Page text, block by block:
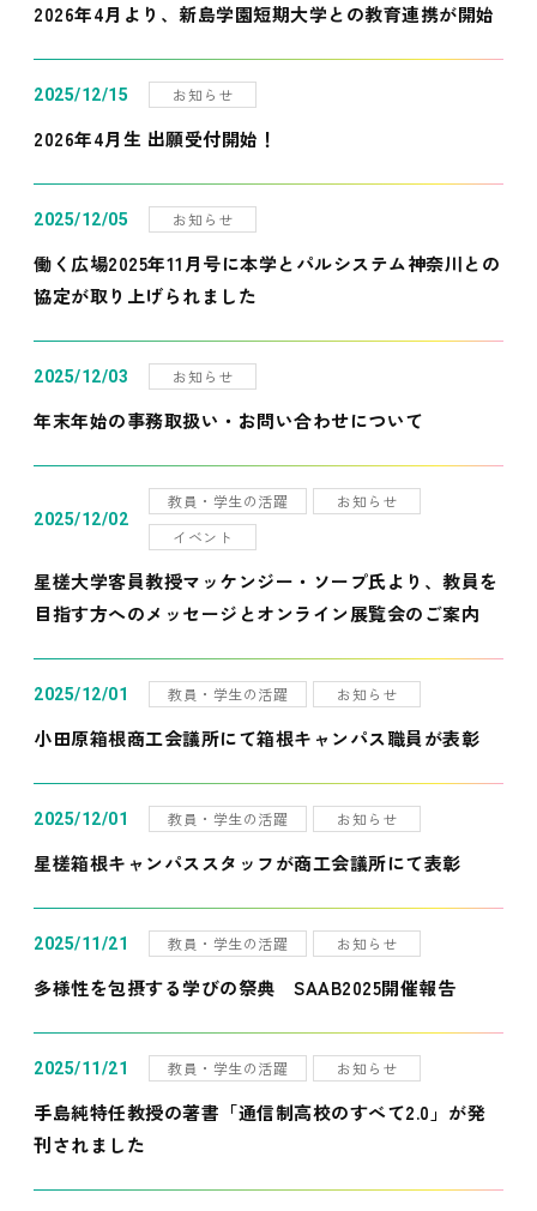
2026年4月より、新島学園短期大学との教育連携が開始
2025/12/15 お知らせ
2026年4月生 出願受付開始！
2025/12/05 お知らせ
働く広場2025年11月号に本学とパルシステム神奈川との
協定が取り上げられました
2025/12/03 お知らせ
年末年始の事務取扱い・お問い合わせについて
2025/12/02
教員・学生の活躍
お知らせ
イベント
星槎大学客員教授マッケンジー・ソープ氏より、教員を
目指す方へのメッセージとオンライン展覧会のご案内
2025/12/01 教員・学生の活躍 お知らせ
小田原箱根商工会議所にて箱根キャンパス職員が表彰
2025/12/01 教員・学生の活躍 お知らせ
星槎箱根キャンパススタッフが商工会議所にて表彰
2025/11/21 教員・学生の活躍 お知らせ
多様性を包摂する学びの祭典 SAAB2025開催報告
2025/11/21 教員・学生の活躍 お知らせ
手島純特任教授の著書「通信制高校のすべて2.0」が発
刊されました